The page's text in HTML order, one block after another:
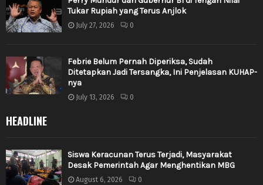
Tukar Rupiah yang Terus Anjlok
July 27, 2026 0
Febrie Belum Pernah Diperiksa, Sudah
Ditetapkan Jadi Tersangka, Ini Penjelasan KUHAP-
nya
July 13, 2026 0
HEADLINE
Siswa Keracunan Terus Terjadi, Masyarakat
Desak Pemerintah Agar Menghentikan MBG
August 6, 2026 0